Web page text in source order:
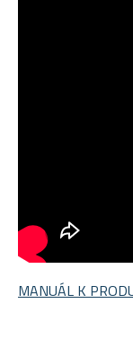
MANUÁL K